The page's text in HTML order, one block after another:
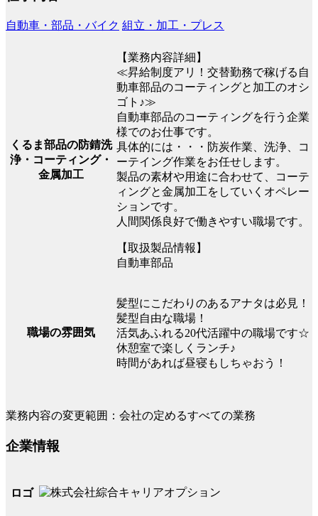
自動車・部品・バイク 組立・加工・プレス
くるま部品の防錆洗
浄・コーティング・
金属加工
【業務内容詳細】
≪昇給制度アリ！交替勤務で稼げる自
動車部品のコーティングと加工のオシ
ゴト♪≫
自動車部品のコーティングを行う企業
様でのお仕事です。
具体的には・・・防炭作業、洗浄、コ
ーテイング作業をお任せします。
製品の素材や用途に合わせて、コーテ
ィングと金属加工をしていくオペレー
ションです。
人間関係良好で働きやすい職場です。
【取扱製品情報】
自動車部品
職場の雰囲気
髪型にこだわりのあるアナタは必見！
髪型自由な職場！
活気あふれる20代活躍中の職場です☆
休憩室で楽しくランチ♪
時間があれば昼寝もしちゃおう！
業務内容の変更範囲：会社の定めるすべての業務
企業情報
ロゴ